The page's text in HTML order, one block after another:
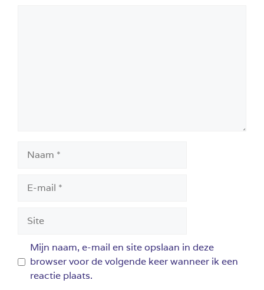
mail
Site
Mijn naam, e-mail en site opslaan in deze
browser voor de volgende keer wanneer ik een
reactie plaats.